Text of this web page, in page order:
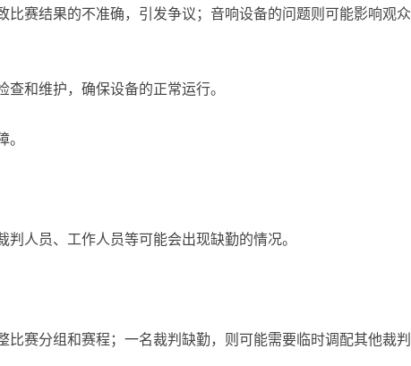
赛结果的不准确，引发争议；音响设备的问题则可能影响观众
和维护，确保设备的正常运行。
人员、工作人员等可能会出现缺勤的情况。
赛分组和赛程；一名裁判缺勤，则可能需要临时调配其他裁判